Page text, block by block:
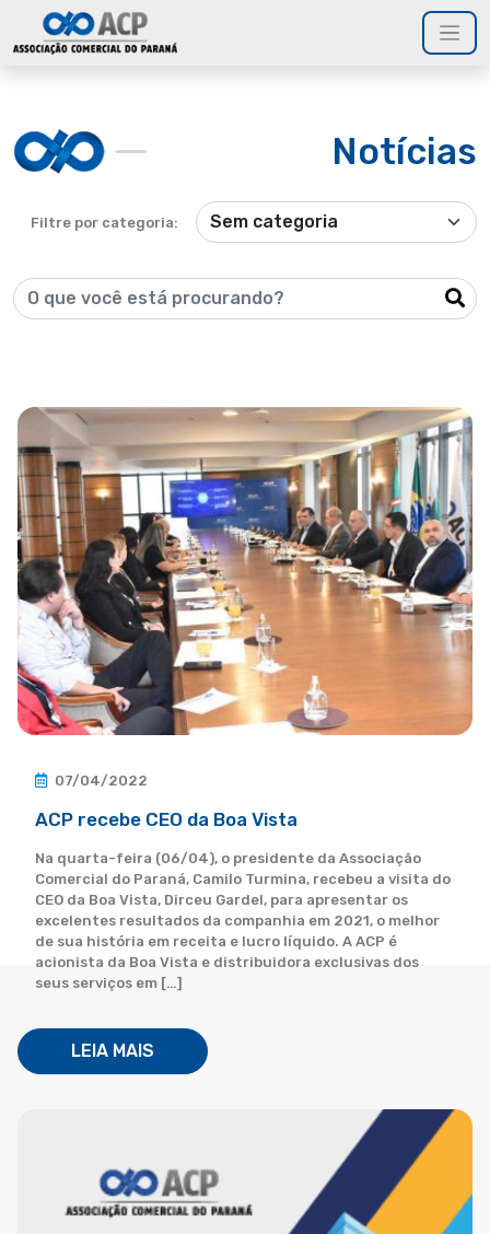
Notícias
Filtre por categoria:
07/04/2022
ACP recebe CEO da Boa Vista
Na quarta-feira (06/04), o presidente da Associação
Comercial do Paraná, Camilo Turmina, recebeu a visita do
CEO da Boa Vista, Dirceu Gardel, para apresentar os
excelentes resultados da companhia em 2021, o melhor
de sua história em receita e lucro líquido. A ACP é
acionista da Boa Vista e distribuidora exclusivas dos
seus serviços em […]
LEIA MAIS